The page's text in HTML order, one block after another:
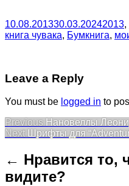
10.08.201330.03.20242013,
книга чувака, Бумкнига,
Leave a Reply
You must be logged in to
Post
navigation
Previous Previous
post:
Нановеллы
Next Next
Шрифты для
← Нравится то,
видите?